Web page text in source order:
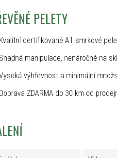
PELETY
Kvalitní certifikované A1 smrkové
Snadná manipulace, nenáročné na
výhřevnost a minimální
Doprava ZDARMA do 30 km od